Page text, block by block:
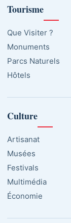
Tourisme
Que Visiter ?
Monuments
Parcs Naturels
Hôtels
Culture
Artisanat
Musées
Festivals
Multimédia
Économie